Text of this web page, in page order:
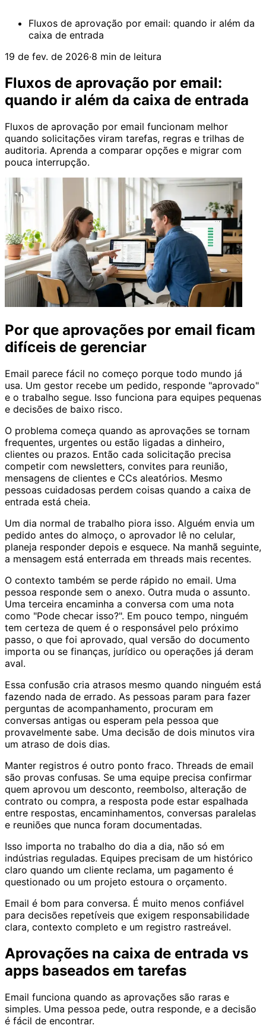
Fluxos de aprovação por email: quando ir além da
caixa de entrada
19 de fev. de 2026·8 min de leitura
Fluxos de aprovação por email:
quando ir além da caixa de entrada
Fluxos de aprovação por email funcionam melhor
quando solicitações viram tarefas, regras e trilhas de
auditoria. Aprenda a comparar opções e migrar com
pouca interrupção.
Por que aprovações por email ficam
difíceis de gerenciar
Email parece fácil no começo porque todo mundo já
usa. Um gestor recebe um pedido, responde "aprovado"
e o trabalho segue. Isso funciona para equipes pequenas
e decisões de baixo risco.
O problema começa quando as aprovações se tornam
frequentes, urgentes ou estão ligadas a dinheiro,
clientes ou prazos. Então cada solicitação precisa
competir com newsletters, convites para reunião,
mensagens de clientes e CCs aleatórios. Mesmo
pessoas cuidadosas perdem coisas quando a caixa de
entrada está cheia.
Um dia normal de trabalho piora isso. Alguém envia um
pedido antes do almoço, o aprovador lê no celular,
planeja responder depois e esquece. Na manhã seguinte,
a mensagem está enterrada em threads mais recentes.
O contexto também se perde rápido no email. Uma
pessoa responde sem o anexo. Outra muda o assunto.
Uma terceira encaminha a conversa com uma nota
como "Pode checar isso?". Em pouco tempo, ninguém
tem certeza de quem é o responsável pelo próximo
passo, o que foi aprovado, qual versão do documento
importa ou se finanças, jurídico ou operações já deram
aval.
Essa confusão cria atrasos mesmo quando ninguém está
fazendo nada de errado. As pessoas param para fazer
perguntas de acompanhamento, procuram em
conversas antigas ou esperam pela pessoa que
provavelmente sabe. Uma decisão de dois minutos vira
um atraso de dois dias.
Manter registros é outro ponto fraco. Threads de email
são provas confusas. Se uma equipe precisa confirmar
quem aprovou um desconto, reembolso, alteração de
contrato ou compra, a resposta pode estar espalhada
entre respostas, encaminhamentos, conversas paralelas
e reuniões que nunca foram documentadas.
Isso importa no trabalho do dia a dia, não só em
indústrias reguladas. Equipes precisam de um histórico
claro quando um cliente reclama, um pagamento é
questionado ou um projeto estoura o orçamento.
Email é bom para conversa. É muito menos confiável
para decisões repetíveis que exigem responsabilidade
clara, contexto completo e um registro rastreável.
Aprovações na caixa de entrada vs
apps baseados em tarefas
Email funciona quando as aprovações são raras e
simples. Uma pessoa pede, outra responde, e a decisão
é fácil de encontrar.